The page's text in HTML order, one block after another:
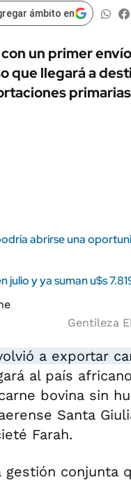
ámbito en
un primer
que llegará a
abrirse una
julio y ya suman u$s
Gentileza
a exportar
al país
bovina sin
Santa
Farah.
conjunta